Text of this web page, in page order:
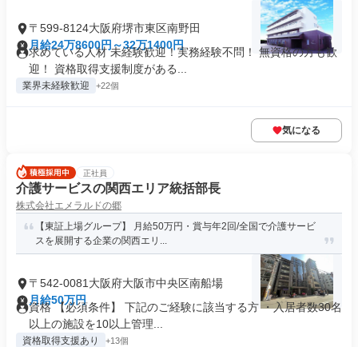
〒599-8124大阪府堺市東区南野田
月給24万8600円～32万1400円
求めている人材 未経験歓迎！実務経験不問！ 無資格の方も歓
迎！ 資格取得支援制度がある...
業界未経験歓迎 +22個
気になる
正社員
介護サービスの関西エリア統括部長
株式会社エメラルドの郷
【東証上場グループ】 月給50万円・賞与年2回/全国で介護サービ
スを展開する企業の関西エリ...
〒542-0081大阪府大阪市中央区南船場
月給50万円
資格 【必須条件】 下記のご経験に該当する方 ・入居者数30名
以上の施設を10以上管理...
資格取得支援あり +13個